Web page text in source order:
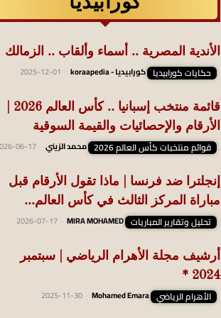
الأندية المصرية .. أسماء وألقاب .. الزمالك
حكايات كورابيديا كورابيديا - koraapedia 2025-12-01
الأرقام والإحصائيات والقيمة السوقية
قوائم منتخبات كأس العالم 2026 محمد الزيني 06-17
إنجلترا ضد فرنسا | ماذا تقول الأرقام قبل
مباراة المركز الثالث في كأس العالم...
تحليل وتقارير المباريات MIRA MOHAMED
2026-07-17
أرشيف مجلة الأهرام الرياضي | سبتمبر
2024 *
الأهرام الرياضي Mohamed Emara
2025-11-30